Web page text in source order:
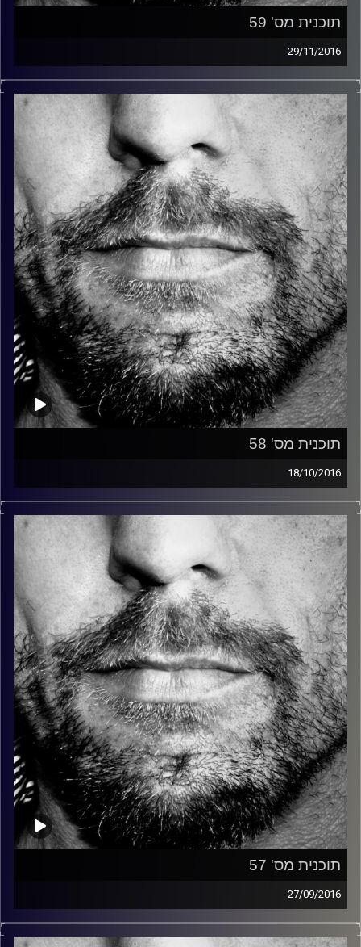
תוכנית מס' 59
29/11/2016
זיפים, מוזיקה מחוספסת של הופעות חיות. הרבה ג'אם, רוק,
בלוז, bluegrass, ג'אז, Fאנק, פרוגרסיב ואפילו אלקטרוניקה.
כל מה שחי, אמיתי ונושם.
עם שמוליק רגב.
קרדיט תמונות: David Goehring
תוכנית מס' 58
18/10/2016
זיפים, מוזיקה מחוספסת של הופעות חיות. הרבה ג'אם, רוק,
בלוז, bluegrass, ג'אז, Fאנק, פרוגרסיב ואפילו אלקטרוניקה.
כל מה שחי, אמיתי ונושם.
עם שמוליק רגב.
קרדיט תמונות: David Goehring
תוכנית מס' 57
27/09/2016
זיפים, מוזיקה מחוספסת של הופעות חיות. הרבה ג'אם, רוק,
בלוז, bluegrass, ג'אז, Fאנק, פרוגרסיב ואפילו אלקטרוניקה.